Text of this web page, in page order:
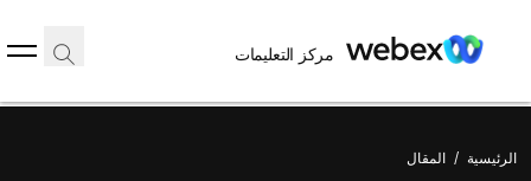
مركز التعليمات
الرئيسية / المقال